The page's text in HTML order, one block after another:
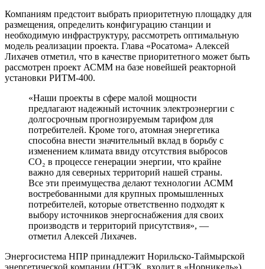
Компаниям предстоит выбрать приоритетную площадку для
размещения, определить конфигурацию станции и
необходимую инфраструктуру, рассмотреть оптимальную
модель реализации проекта. Глава «Росатома» Алексей
Лихачев отметил, что в качестве приоритетного может быть
рассмотрен проект АСММ на базе новейшей реакторной
установки РИТМ-400.
«Наши проекты в сфере малой мощности
предлагают надежный источник электроэнергии с
долгосрочным прогнозируемым тарифом для
потребителей. Кроме того, атомная энергетика
способна внести значительный вклад в борьбу с
изменением климата ввиду отсутствия выбросов
СО₂ в процессе генерации энергии, что крайне
важно для северных территорий нашей страны.
Все эти преимущества делают технологии АСММ
востребованными для крупных промышленных
потребителей, которые ответственно подходят к
выбору источников энергоснабжения для своих
производств и территорий присутствия», —
отметил Алексей Лихачев.
Энергосистема НПР принадлежит Норильско-Таймырской